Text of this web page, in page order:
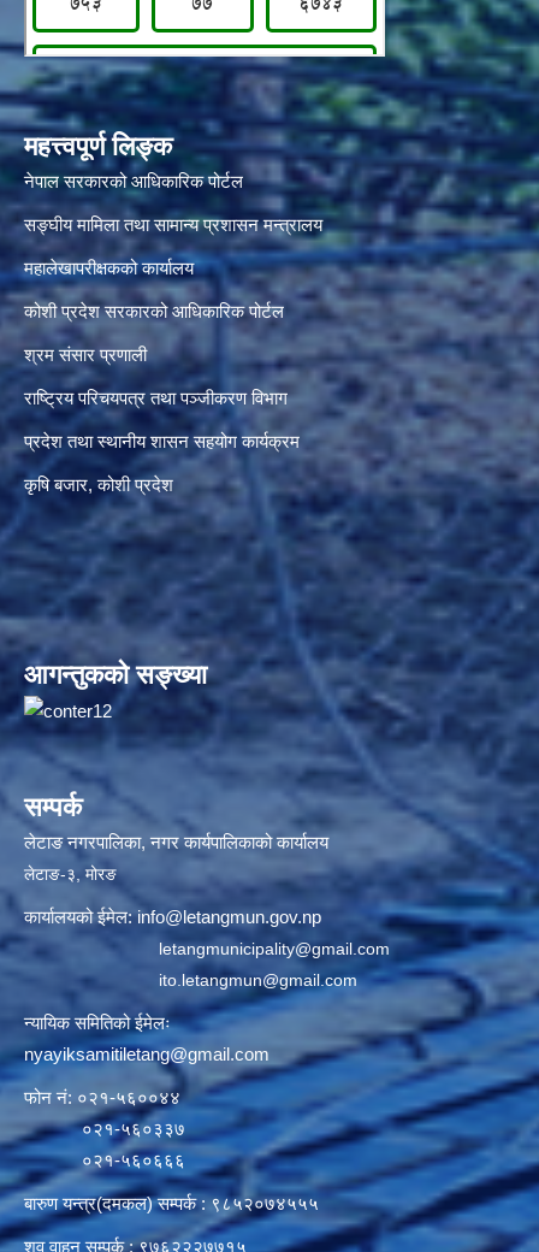
महत्त्वपूर्ण लिङ्क
नेपाल सरकारको आधिकारिक पोर्टल
सङ्‍घीय मामिला तथा सामान्य प्रशासन मन्त्रालय
महालेखापरीक्षकको कार्यालय
कोशी प्रदेश सरकारको आधिकारिक पोर्टल
श्रम संसार प्रणाली
राष्ट्रिय परिचयपत्र तथा पञ्जीकरण विभाग
प्रदेश तथा स्थानीय शासन सहयोग कार्यक्रम
कृषि बजार, कोशी प्रदेश
आगन्तुकको सङ्ख्या
सम्पर्क
लेटाङ नगरपालिका, नगर कार्यपालिकाको कार्यालय
लेटाङ-३, मोरङ
कार्यालयको ईमेल:info@letangmun.gov.np
letangmunicipality@gmail.com
ito.letangmun@gmail.com
न्यायिक समितिको ईमेलः
nyayiksamitiletang@gmail.com
फोन नं: ०२१-५६००४४
०२१-५६०३३७
०२१-५६०६६६
बारुण यन्त्र(दमकल) सम्पर्क : ९८५२०७४५५५
शव वाहन सम्पर्क : ९७६२२२७७१५